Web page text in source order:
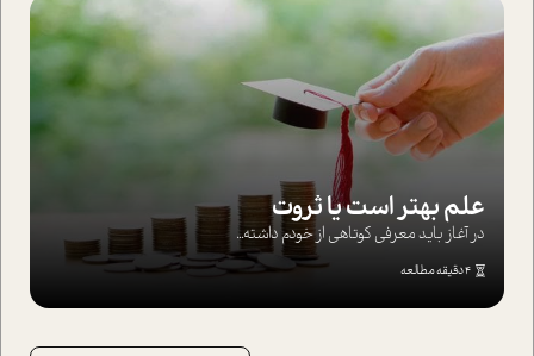
علم بهتر است یا ثروت
در آغاز باید معرفی کوتاهی از خودم داشته...
4 دقیقه مطالعه